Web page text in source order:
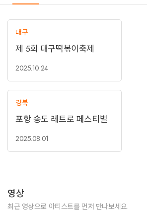
대구
제 5회 대구떡볶이축제
2025.10.24
경북
포항 송도 레트로 페스티벌
2025.08.01
영상
최근 영상으로 아티스트를 먼저 만나보세요.